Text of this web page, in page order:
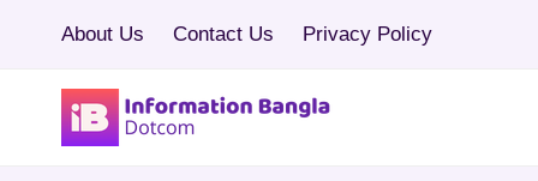
content
About Us Contact Us Privacy Policy